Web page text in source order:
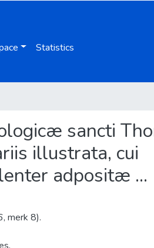
Statistics
sancti
illustrata, cui
adpositæ ...
merk 8).